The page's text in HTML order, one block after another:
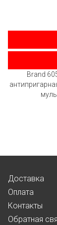
Brand
Доставка
Оплата
Контакты
Обратная